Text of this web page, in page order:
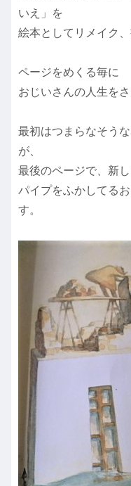
いえ」を
絵本としてリメイク
ページをめくる毎に
おじいさんの人生を
最初はつまらなそう
が、
最後のページで、新
パイプをふかしてる
す。